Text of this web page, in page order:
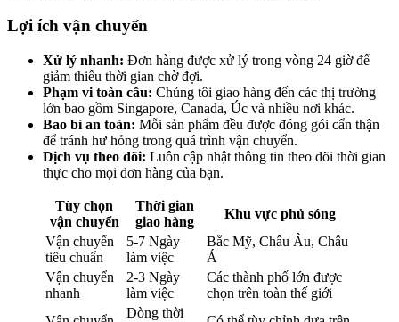
Lợi ích vận chuyển
Xử lý nhanh: Đơn hàng được xử lý trong vòng 24 giờ để
giảm thiểu thời gian chờ đợi.
Phạm vi toàn cầu: Chúng tôi giao hàng đến các thị trường
lớn bao gồm Singapore, Canada, Úc và nhiều nơi khác.
Bao bì an toàn: Mỗi sản phẩm đều được đóng gói cẩn thận
để tránh hư hỏng trong quá trình vận chuyển.
Dịch vụ theo dõi: Luôn cập nhật thông tin theo dõi thời gian
thực cho mọi đơn hàng của bạn.
Tùy chọn
vận chuyển
Thời gian
giao hàng
Khu vực phủ sóng
Vận chuyển
tiêu chuẩn
5-7 Ngày
làm việc
Bắc Mỹ, Châu Âu, Châu
Á
Vận chuyển
nhanh
2-3 Ngày
làm việc
Các thành phố lớn được
chọn trên toàn thế giới
Dòng thời